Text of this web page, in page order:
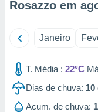
criar
Rosazzo em
Janeiro
T. Média : 22°C
Dias de chuva: 10
Acum. de chuva: